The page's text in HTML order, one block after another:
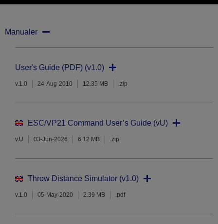
Manualer
User's Guide (PDF) (v1.0)
v.1.0 24-Aug-2010 12.35 MB .zip
ESC/VP21 Command User’s Guide (vU)
v.U 03-Jun-2026 6.12 MB .zip
Throw Distance Simulator (v1.0)
v.1.0 05-May-2020 2.39 MB .pdf